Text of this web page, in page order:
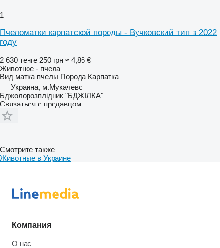
1
Пчеломатки карпатской породы - Вучковский тип в 2022
году
2 630 тенге 250 грн ≈ 4,86 €
Животное - пчела
Вид матка пчелы Порода Карпатка
Украина, м.Мукачево
Бджолорозплідник "БДЖІЛКА"
Связаться с продавцом
Смотрите также
Животные в Украине
Компания
О нас